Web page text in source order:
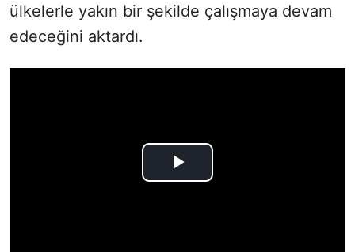
ülkelerle yakın bir şekilde çalışmaya devam
edeceğini aktardı.